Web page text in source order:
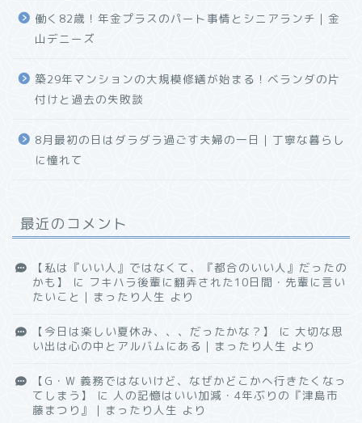
働く82歳！年金プラスのパート事情とシニアランチ｜金
山デニーズ
築29年マンションの大規模修繕が始まる！ベランダの片
付けと過去の失敗談
8月最初の日はダラダラ過ごす夫婦の一日｜丁寧な暮らし
に憧れて
最近のコメント
【私は『いい人』ではなくて、『都合のいい人』だったの
かも】
に フキハラ後輩に翻弄された10日間・先輩に言い
たいこと｜まったり人生 より
【今日は楽しい夏休み、、、だったかな？】 に 大切な思
い出は心の中とアルバムにある｜まったり人生 より
【G・W 義務ではないけど、なぜかどこかへ行きたくなっ
てしまう】
に 人の記憶はいい加減・4年ぶりの『津島市
藤まつり』｜まったり人生 より